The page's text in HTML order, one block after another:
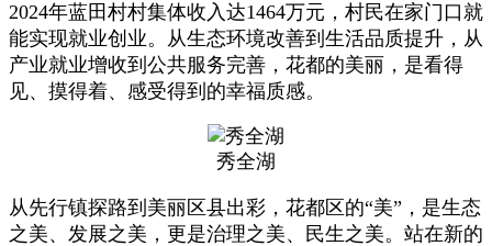
2024年蓝田村村集体收入达1464万元，村民在家门口就
能实现就业创业。从生态环境改善到生活品质提升，从
产业就业增收到公共服务完善，花都的美丽，是看得
见、摸得着、感受得到的幸福质感。
秀全湖
从先行镇探路到美丽区县出彩，花都区的“美”，是生态
之美、发展之美，更是治理之美、民生之美。站在新的